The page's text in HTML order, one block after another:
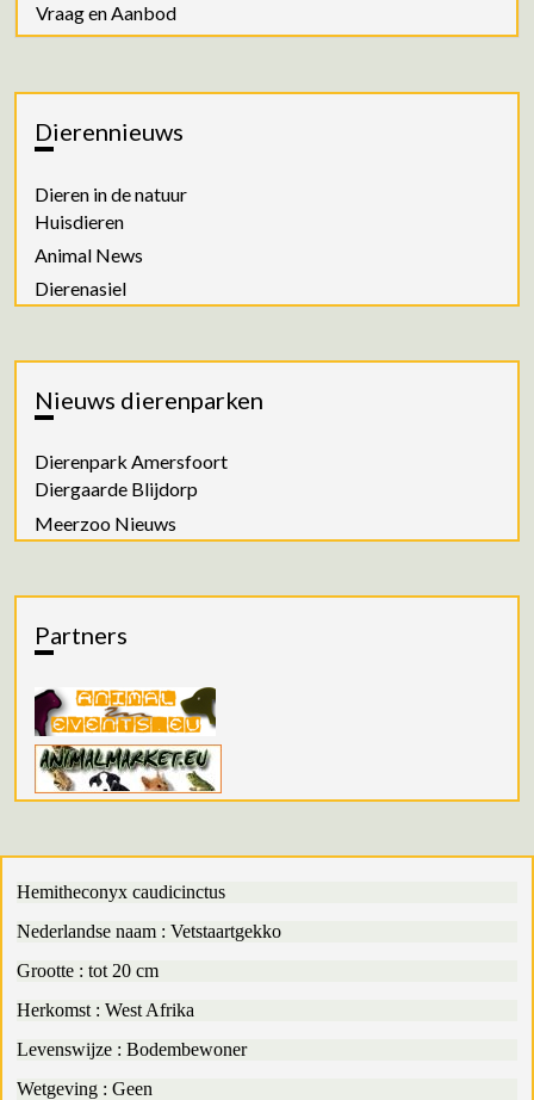
Vraag en Aanbod
Dierennieuws
Dieren in de natuur
Huisdieren
Animal News
Dierenasiel
Nieuws dierenparken
Dierenpark Amersfoort
Diergaarde Blijdorp
Meerzoo Nieuws
Partners
Hemitheconyx caudicinctus
Nederlandse naam : Vetstaartgekko
Grootte : tot 20 cm
Herkomst : West Afrika
Levenswijze : Bodembewoner
Wetgeving : Geen